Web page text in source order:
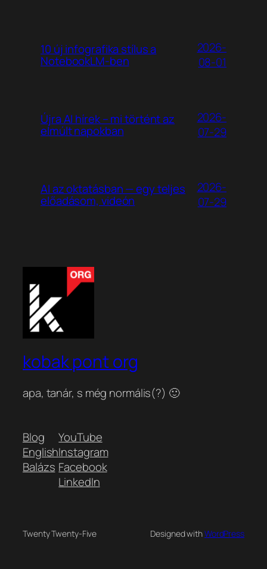
10 új infografika stílus a
NotebookLM-ben
2026-
08-01
Újra AI hírek – mi történt az
elmúlt napokban
2026-
07-29
AI az oktatásban — egy teljes
előadásom, videón
2026-
07-29
kobak pont org
apa, tanár, s még normális(?) 🙂
Blog
English
Balázs
YouTube
Instagram
Facebook
LinkedIn
Twenty Twenty-Five Designed withWordPress